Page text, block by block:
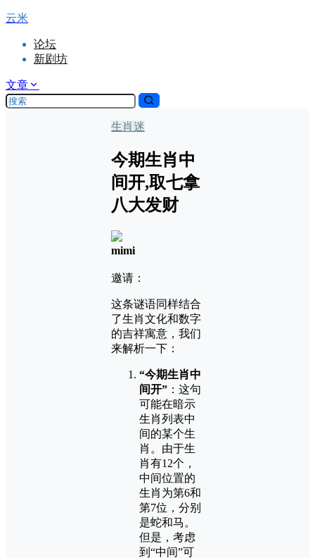
云米
论坛
新剧坊
文章
生肖迷
今期生肖中
间开,取七拿
八大发财
mimi
邀请：
这条谜语同样结合
了生肖文化和数字
的吉祥寓意，我们
来解析一下：
“今期生肖中
间开” ：这句
可能在暗示
生肖列表中
间的某个生
肖。由于生
肖有12个，
中间位置的
生肖为第6和
第7位，分别
是蛇和马。
但是，考虑
到“中间”可